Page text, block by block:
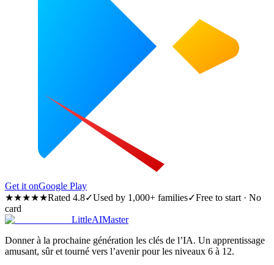
Get it onGoogle Play
★★★★★Rated 4.8✓Used by 1,000+ families✓Free to start · No
card
LittleAIMaster
Donner à la prochaine génération les clés de l’IA. Un apprentissage
amusant, sûr et tourné vers l’avenir pour les niveaux 6 à 12.